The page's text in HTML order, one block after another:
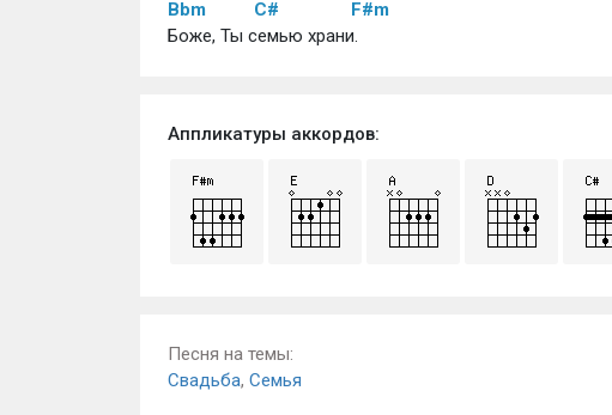
Bbm
C#
F#m
Боже, Ты семью храни.
Аппликатуры аккордов:
Песня на темы:
Свадьба, Семья